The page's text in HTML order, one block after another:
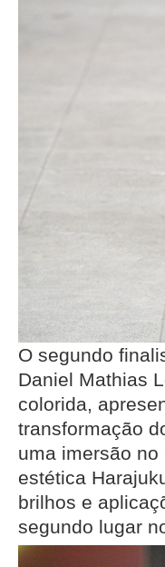
O segundo
Daniel Mathias
colorida,
transformação
uma imersão
estética
brilhos e
segundo lugar